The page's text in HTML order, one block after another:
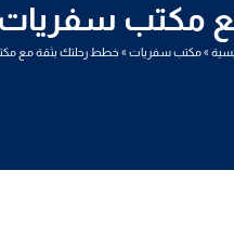
سفريات
»مكتب سفريات» خطط رحلتك بثقة مع